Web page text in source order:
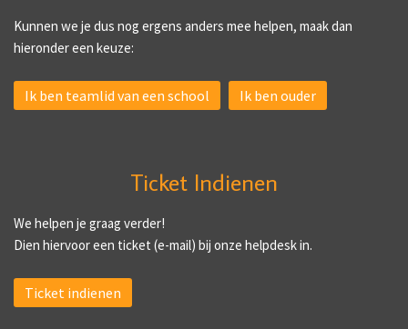
Kunnen we je dus nog ergens anders mee helpen, maak dan
hieronder een keuze:
Ik ben teamlid van een school Ik ben ouder
Ticket Indienen
We helpen je graag verder!
Dien hiervoor een ticket (e-mail) bij onze helpdesk in.
Ticket indienen